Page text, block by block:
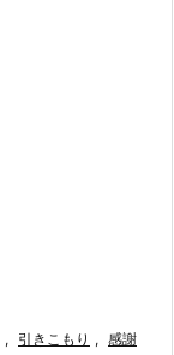
, 引きこもり , 感謝